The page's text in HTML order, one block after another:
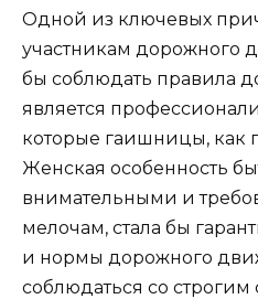
Одной из ключевых
участникам дорожного
бы соблюдать правила
является
которые гаишницы, как
Женская особенность
внимательными и
мелочам, стала бы
и нормы дорожного
соблюдаться со